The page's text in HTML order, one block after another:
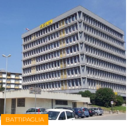
BATTIPAGLIA